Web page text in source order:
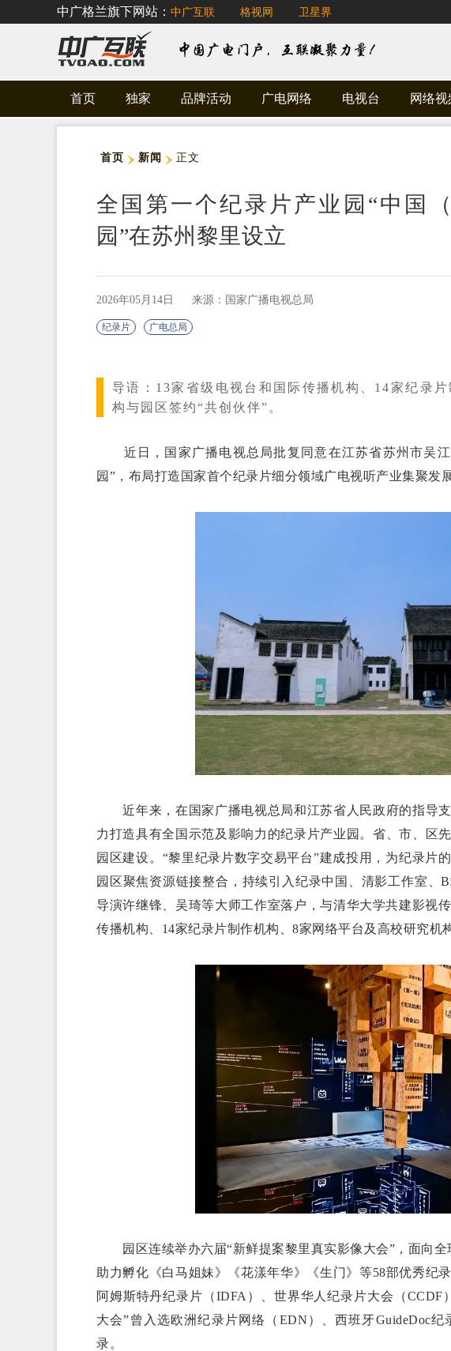
中广格兰旗下网站： 中广互联 格视网 卫星界
首页 独家 品牌活动 广电网络 电视台 网络视
首页 新闻 正文
全国第一个纪录片产业园“中国
园”在苏州黎里设立
2026年05月14日 来源：国家广播电视总局
纪录片 广电总局
导语： 13家省级电视台和国际传播机构、14家纪录
构与园区签约“共创伙伴”。
近日，国家广播电视总局批复同意在江苏省苏州市吴江
园”，布局打造国家首个纪录片细分领域广电视听产业集聚发
近年来，在国家广播电视总局和江苏省人民政府的指导
力打造具有全国示范及影响力的纪录片产业园。省、市、区
园区建设。“黎里纪录片数字交易平台”建成投用，为纪录片
园区聚焦资源链接整合，持续引入纪录中国、清影工作室、
导演许继锋、吴琦等大师工作室落户，与清华大学共建影视
传播机构、14家纪录片制作机构、8家网络平台及高校研究机
园区连续举办六届“新鲜提案黎里真实影像大会”，面向全
助力孵化《白马姐妹》《花漾年华》《生门》等58部优秀纪
阿姆斯特丹纪录片（IDFA）、世界华人纪录片大会（CCDF
大会”曾入选欧洲纪录片网络（EDN）、西班牙GuideDoc
录。